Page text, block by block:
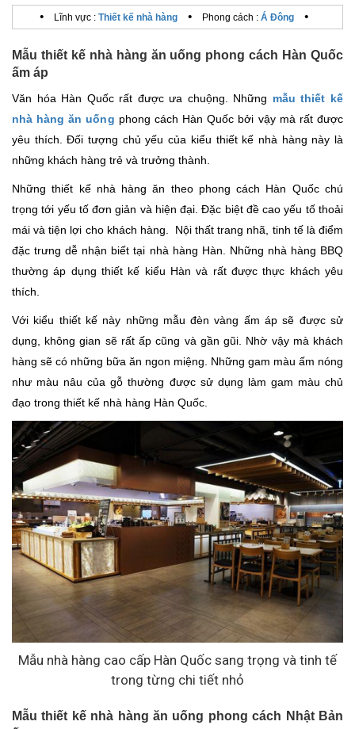
• Lĩnh vực : Thiết kế nhà hàng • Phong cách : Á Đông •
Mẫu thiết kế nhà hàng ăn uống phong cách Hàn Quốc
ấm áp
Văn hóa Hàn Quốc rất được ưa chuộng. Những mẫu thiết kế
nhà hàng ăn uống phong cách Hàn Quốc bởi vậy mà rất được
yêu thích. Đối tượng chủ yếu của kiểu thiết kế nhà hàng này là
những khách hàng trẻ và trưởng thành.
Những thiết kế nhà hàng ăn theo phong cách Hàn Quốc chú
trọng tới yếu tố đơn giản và hiện đại. Đặc biệt đề cao yếu tố thoải
mái và tiện lợi cho khách hàng. Nội thất trang nhã, tinh tế là điểm
đặc trưng dễ nhận biết tại nhà hàng Hàn. Những nhà hàng BBQ
thường áp dụng thiết kế kiểu Hàn và rất được thực khách yêu
thích.
Với kiểu thiết kế này những mẫu đèn vàng ấm áp sẽ được sử
dụng, không gian sẽ rất ấp cũng và gần gũi. Nhờ vậy mà khách
hàng sẽ có những bữa ăn ngon miệng. Những gam màu ấm nóng
như màu nâu của gỗ thường được sử dụng làm gam màu chủ
đạo trong thiết kế nhà hàng Hàn Quốc.
Mẫu nhà hàng cao cấp Hàn Quốc sang trọng và tinh tế
trong từng chi tiết nhỏ
Mẫu thiết kế nhà hàng ăn uống phong cách Nhật Bản